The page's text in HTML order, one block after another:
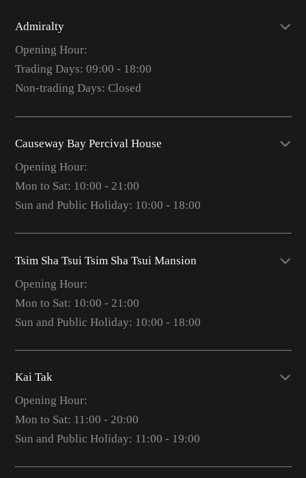
Admiralty
Opening Hour:
Trading Days: 09:00 - 18:00
Non-trading Days: Closed
Causeway Bay Percival House
Opening Hour:
Mon to Sat: 10:00 - 21:00
Sun and Public Holiday: 10:00 - 18:00
Tsim Sha Tsui Tsim Sha Tsui Mansion
Opening Hour:
Mon to Sat: 10:00 - 21:00
Sun and Public Holiday: 10:00 - 18:00
Kai Tak
Opening Hour:
Mon to Sat: 11:00 - 20:00
Sun and Public Holiday: 11:00 - 19:00